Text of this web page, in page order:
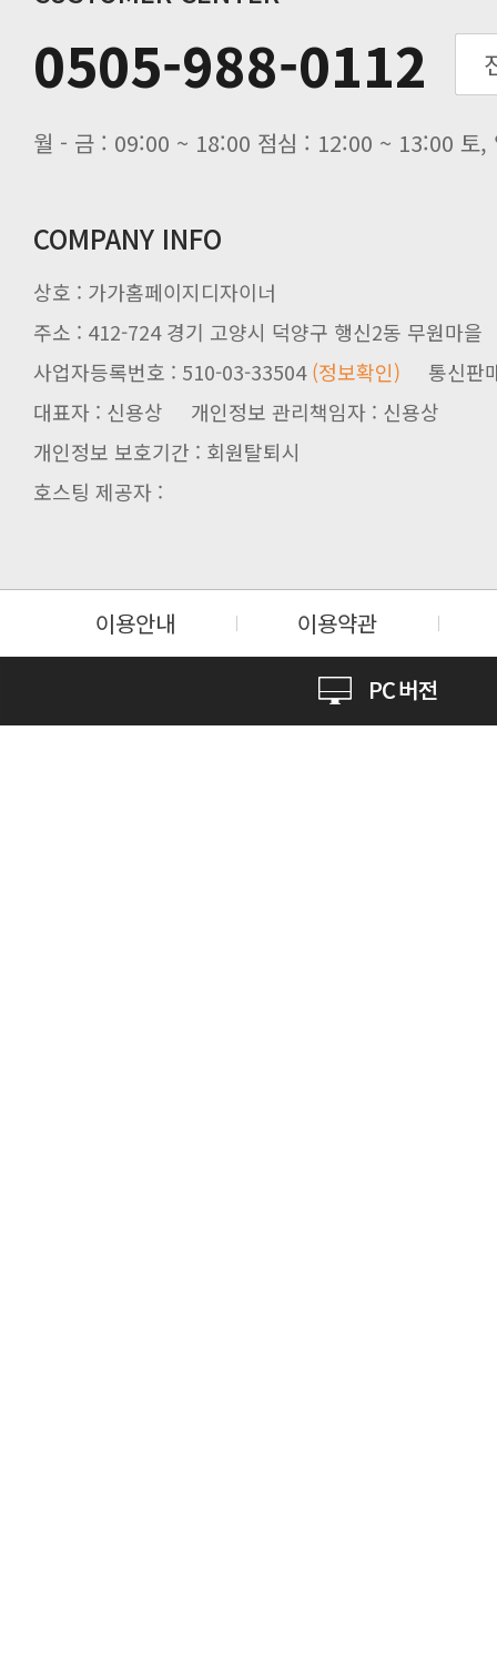
0505-988-0112
월 - 금 : 09:00 ~ 18:00 점심 : 12:00 ~ 13:00 토,
COMPANY INFO
상호 : 가가홈페이지디자이너
주소 : 412-724 경기 고양시 덕양구 행신2동 무원마을
사업자등록번호 : 510-03-33504(정보확인) 통신판
대표자 : 신용상 개인정보 관리책임자 : 신용상
개인정보 보호기간 : 회원탈퇴시
호스팅 제공자 :
이용안내 이용약관